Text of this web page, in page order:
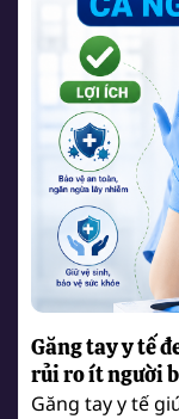
Găng tay y tế
rủi ro ít người
Găng tay y tế